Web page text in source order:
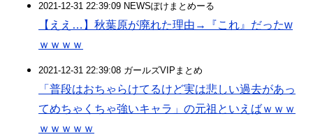
2021-12-31 22:39:09 NEWSぽけまとめーる
【ええ…】秋葉原が廃れた理由→『これ』だったw
ｗｗｗｗ
2021-12-31 22:39:08 ガールズVIPまとめ
「普段はおちゃらけてるけど実は悲しい過去があっ
てめちゃくちゃ強いキャラ」の元祖といえばｗｗｗ
ｗｗｗｗｗ